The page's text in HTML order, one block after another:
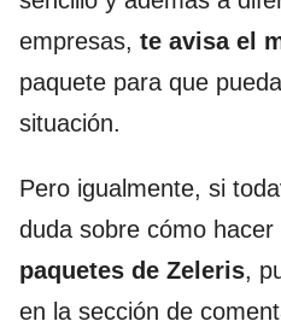
empresas, te avisa el
paquete para que
situación.
Pero igualmente, si
duda sobre cómo hacer
paquetes de Zeleris,
en la sección de